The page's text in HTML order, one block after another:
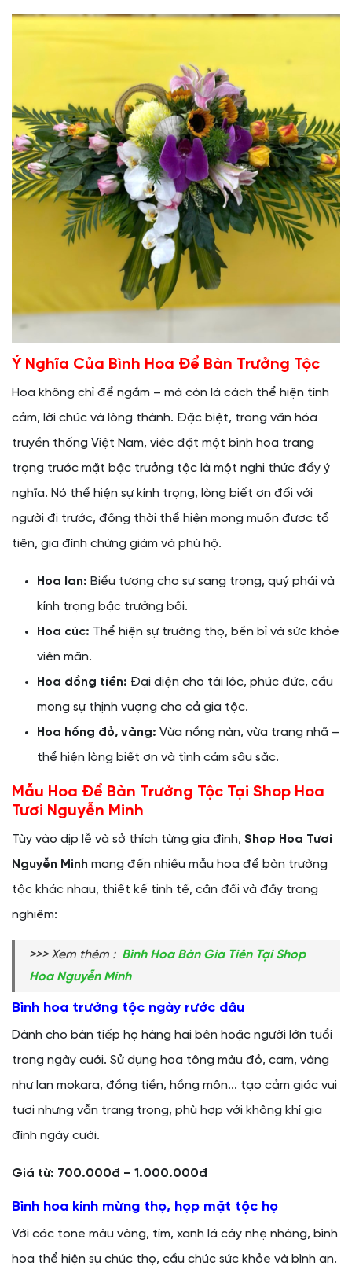
Ý Nghĩa Của Bình Hoa Để Bàn Trưởng Tộc
Hoa không chỉ để ngắm – mà còn là cách thể hiện tình
cảm, lời chúc và lòng thành. Đặc biệt, trong văn hóa
truyền thống Việt Nam, việc đặt một bình hoa trang
trọng trước mặt bậc trưởng tộc là một nghi thức đầy ý
nghĩa. Nó thể hiện sự kính trọng, lòng biết ơn đối với
người đi trước, đồng thời thể hiện mong muốn được tổ
tiên, gia đình chứng giám và phù hộ.
Hoa lan: Biểu tượng cho sự sang trọng, quý phái và
kính trọng bậc trưởng bối.
Hoa cúc: Thể hiện sự trường thọ, bền bỉ và sức khỏe
viên mãn.
Hoa đồng tiền: Đại diện cho tài lộc, phúc đức, cầu
mong sự thịnh vượng cho cả gia tộc.
Hoa hồng đỏ, vàng: Vừa nồng nàn, vừa trang nhã –
thể hiện lòng biết ơn và tình cảm sâu sắc.
Mẫu Hoa Để Bàn Trưởng Tộc Tại Shop Hoa
Tươi Nguyễn Minh
Tùy vào dịp lễ và sở thích từng gia đình, Shop Hoa Tươi
Nguyễn Minh mang đến nhiều mẫu hoa để bàn trưởng
tộc khác nhau, thiết kế tinh tế, cân đối và đầy trang
nghiêm:
>>> Xem thêm : Bình Hoa Bàn Gia Tiên Tại Shop
Hoa Nguyễn Minh
Bình hoa trưởng tộc ngày rước dâu
Dành cho bàn tiếp họ hàng hai bên hoặc người lớn tuổi
trong ngày cưới. Sử dụng hoa tông màu đỏ, cam, vàng
như lan mokara, đồng tiền, hồng môn... tạo cảm giác vui
tươi nhưng vẫn trang trọng, phù hợp với không khí gia
đình ngày cưới.
Giá từ: 700.000đ – 1.000.000đ
Bình hoa kính mừng thọ, họp mặt tộc họ
Với các tone màu vàng, tím, xanh lá cây nhẹ nhàng, bình
hoa thể hiện sự chúc thọ, cầu chúc sức khỏe và bình an.